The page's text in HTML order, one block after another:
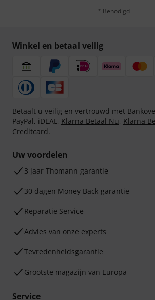
* Benodigd
Winkel en betaal veilig
Betaalt u veilig en vertrouwd met
PayPal, iDEAL, Klarna Betaal Nu, Klarna
Creditcard.
Uw voordelen
3 jaar Thomann garantie
30 dagen Money Back-garantie
Reparatie Service
Advies van onze experts
Tevredenheidsgarantie
Grootste magazijn van Europa
Service